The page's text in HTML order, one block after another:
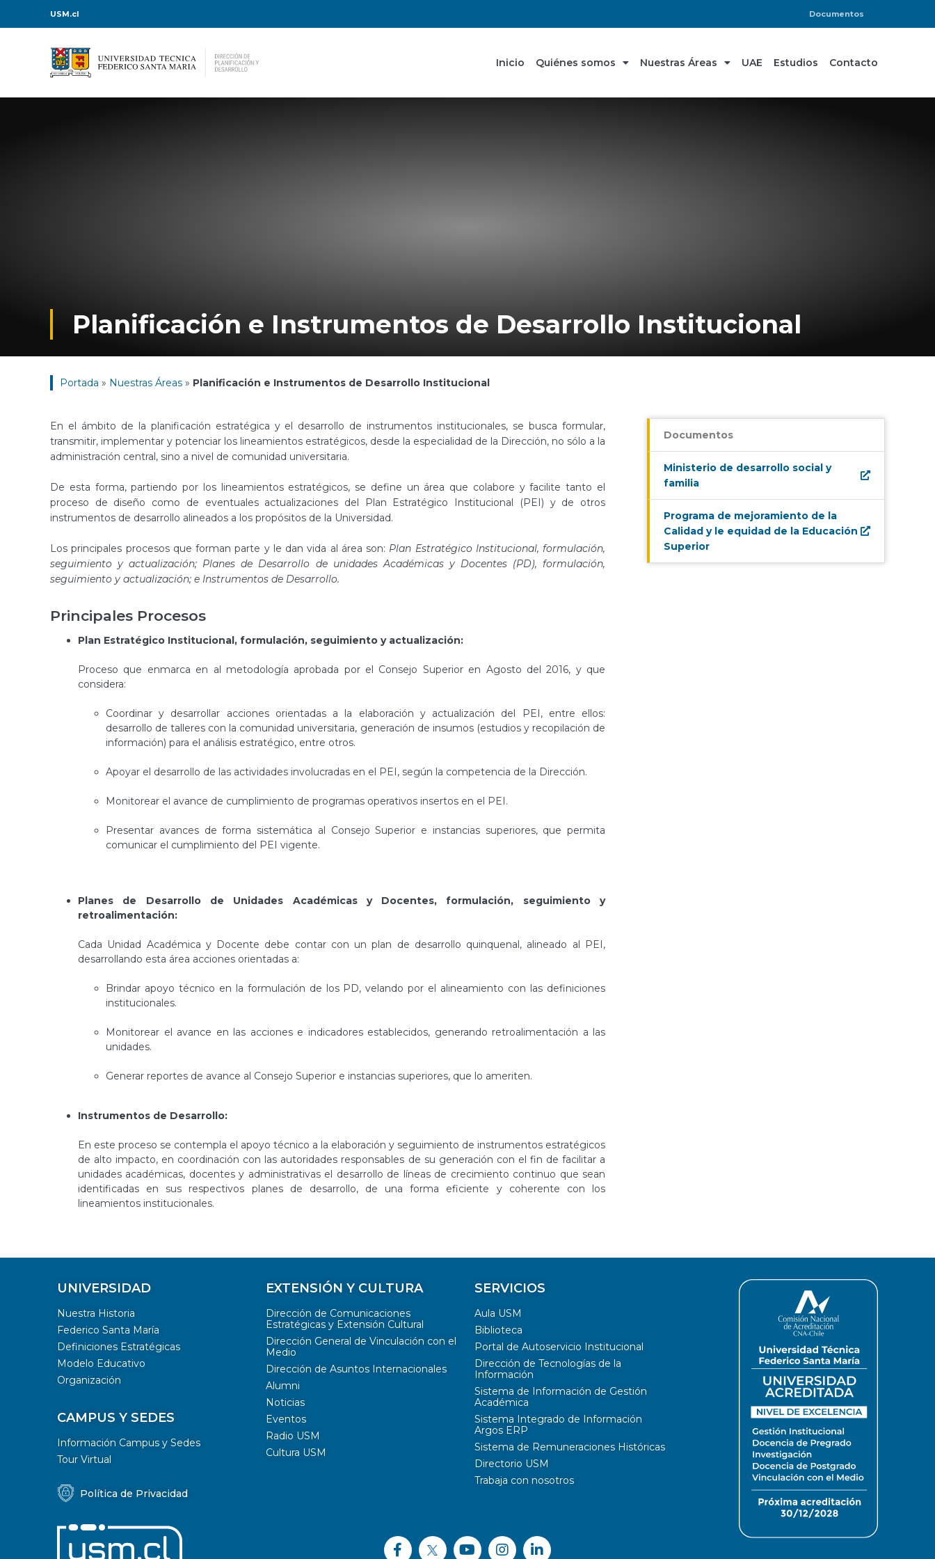
USM.cl Documentos
Inicio Quiénes somos Nuestras Áreas UAE Estudios Contacto
Planificación e Instrumentos de Desarrollo Institucional
Portada » Nuestras Áreas » Planificación e Instrumentos de Desarrollo Institucional
En el ámbito de la planificación estratégica y el desarrollo de instrumentos institucionales, se busca formular,
transmitir, implementar y potenciar los lineamientos estratégicos, desde la especialidad de la Dirección, no sólo a la
administración central, sino a nivel de comunidad universitaria.
De esta forma, partiendo por los lineamientos estratégicos, se define un área que colabore y facilite tanto el
proceso de diseño como de eventuales actualizaciones del Plan Estratégico Institucional (PEI) y de otros
instrumentos de desarrollo alineados a los propósitos de la Universidad.
Los principales procesos que forman parte y le dan vida al área son: Plan Estratégico Institucional, formulación,
seguimiento y actualización; Planes de Desarrollo de unidades Académicas y Docentes (PD), formulación,
seguimiento y actualización; e Instrumentos de Desarrollo.
Principales Procesos
Plan Estratégico Institucional, formulación, seguimiento y actualización:
Proceso que enmarca en al metodología aprobada por el Consejo Superior en Agosto del 2016, y que
considera:
Coordinar y desarrollar acciones orientadas a la elaboración y actualización del PEI, entre ellos:
desarrollo de talleres con la comunidad universitaria, generación de insumos (estudios y recopilación de
información) para el análisis estratégico, entre otros.
Apoyar el desarrollo de las actividades involucradas en el PEI, según la competencia de la Dirección.
Monitorear el avance de cumplimiento de programas operativos insertos en el PEI.
Presentar avances de forma sistemática al Consejo Superior e instancias superiores, que permita
comunicar el cumplimiento del PEI vigente.
Planes de Desarrollo de Unidades Académicas y Docentes, formulación, seguimiento y
retroalimentación:
Cada Unidad Académica y Docente debe contar con un plan de desarrollo quinquenal, alineado al PEI,
desarrollando esta área acciones orientadas a:
Brindar apoyo técnico en la formulación de los PD, velando por el alineamiento con las definiciones
institucionales.
Monitorear el avance en las acciones e indicadores establecidos, generando retroalimentación a las
unidades.
Generar reportes de avance al Consejo Superior e instancias superiores, que lo ameriten.
Instrumentos de Desarrollo:
En este proceso se contempla el apoyo técnico a la elaboración y seguimiento de instrumentos estratégicos
de alto impacto, en coordinación con las autoridades responsables de su generación con el fin de facilitar a
unidades académicas, docentes y administrativas el desarrollo de líneas de crecimiento continuo que sean
identificadas en sus respectivos planes de desarrollo, de una forma eficiente y coherente con los
lineamientos institucionales.
Documentos
Ministerio de desarrollo social y
familia
Programa de mejoramiento de la
Calidad y le equidad de la Educación
Superior
UNIVERSIDAD
Nuestra Historia
Federico Santa María
Definiciones Estratégicas
Modelo Educativo
Organización
CAMPUS Y SEDES
Información Campus y Sedes
Tour Virtual
Política de Privacidad
EXTENSIÓN Y CULTURA
Dirección de Comunicaciones
Estratégicas y Extensión Cultural
Dirección General de Vinculación con el
Medio
Dirección de Asuntos Internacionales
Alumni
Noticias
Eventos
Radio USM
Cultura USM
SERVICIOS
Aula USM
Biblioteca
Portal de Autoservicio Institucional
Dirección de Tecnologías de la
Información
Sistema de Información de Gestión
Académica
Sistema Integrado de Información
Argos ERP
Sistema de Remuneraciones Históricas
Directorio USM
Trabaja con nosotros